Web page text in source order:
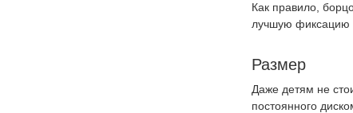
Как правило,
лучшую фиксацию
Размер
Даже детям не
постоянного